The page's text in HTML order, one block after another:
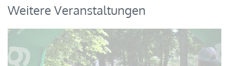
Weitere Veranstaltungen